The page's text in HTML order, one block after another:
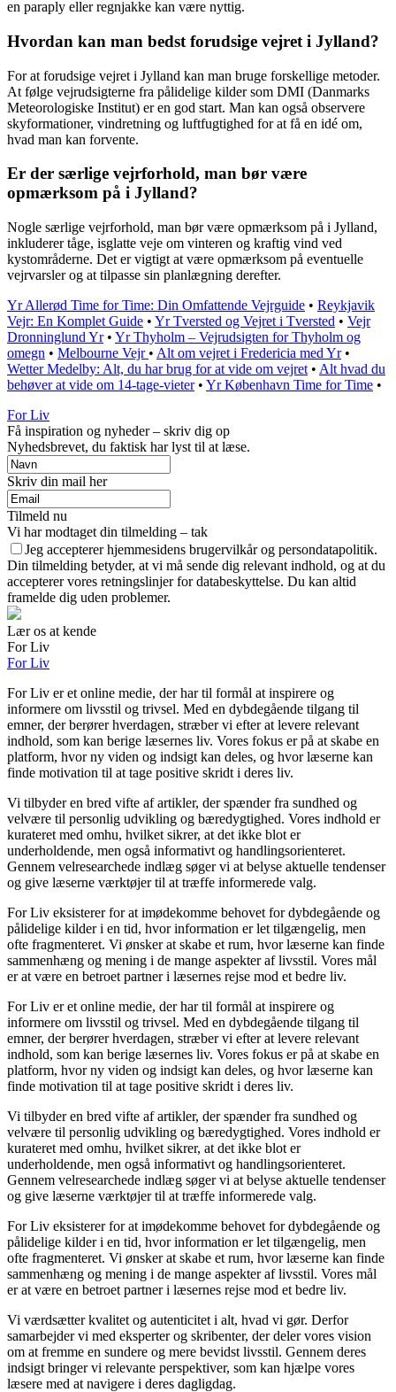
en paraply eller regnjakke kan være nyttig.
Hvordan kan man bedst forudsige vejret i Jylland?
For at forudsige vejret i Jylland kan man bruge forskellige metoder.
At følge vejrudsigterne fra pålidelige kilder som DMI (Danmarks
Meteorologiske Institut) er en god start. Man kan også observere
skyformationer, vindretning og luftfugtighed for at få en idé om,
hvad man kan forvente.
Er der særlige vejrforhold, man bør være
opmærksom på i Jylland?
Nogle særlige vejrforhold, man bør være opmærksom på i Jylland,
inkluderer tåge, isglatte veje om vinteren og kraftig vind ved
kystområderne. Det er vigtigt at være opmærksom på eventuelle
vejrvarsler og at tilpasse sin planlægning derefter.
Yr Allerød Time for Time: Din Omfattende Vejrguide • Reykjavik
Vejr: En Komplet Guide • Yr Tversted og Vejret i Tversted • Vejr
Dronninglund Yr• Yr Thyholm – Vejrudsigten for Thyholm og
omegn • Melbourne Vejr • Alt om vejret i Fredericia med Yr•
Wetter Medelby: Alt, du har brug for at vide om vejret • Alt hvad du
behøver at vide om 14-tage-vieter• Yr København Time for Time •
For Liv
Få inspiration og nyheder – skriv dig op
Nyhedsbrevet, du faktisk har lyst til at læse.
Skriv din mail her
Tilmeld nu
Vi har modtaget din tilmelding – tak
Jeg accepterer hjemmesidens brugervilkår og persondatapolitik.
Din tilmelding betyder, at vi må sende dig relevant indhold, og at du
accepterer vores retningslinjer for databeskyttelse. Du kan altid
framelde dig uden problemer.
Lær os at kende
For Liv
For Liv
For Liv er et online medie, der har til formål at inspirere og
informere om livsstil og trivsel. Med en dybdegående tilgang til
emner, der berører hverdagen, stræber vi efter at levere relevant
indhold, som kan berige læsernes liv. Vores fokus er på at skabe en
platform, hvor ny viden og indsigt kan deles, og hvor læserne kan
finde motivation til at tage positive skridt i deres liv.
Vi tilbyder en bred vifte af artikler, der spænder fra sundhed og
velvære til personlig udvikling og bæredygtighed. Vores indhold er
kurateret med omhu, hvilket sikrer, at det ikke blot er
underholdende, men også informativt og handlingsorienteret.
Gennem velresearchede indlæg søger vi at belyse aktuelle tendenser
og give læserne værktøjer til at træffe informerede valg.
For Liv eksisterer for at imødekomme behovet for dybdegående og
pålidelige kilder i en tid, hvor information er let tilgængelig, men
ofte fragmenteret. Vi ønsker at skabe et rum, hvor læserne kan finde
sammenhæng og mening i de mange aspekter af livsstil. Vores mål
er at være en betroet partner i læsernes rejse mod et bedre liv.
For Liv er et online medie, der har til formål at inspirere og
informere om livsstil og trivsel. Med en dybdegående tilgang til
emner, der berører hverdagen, stræber vi efter at levere relevant
indhold, som kan berige læsernes liv. Vores fokus er på at skabe en
platform, hvor ny viden og indsigt kan deles, og hvor læserne kan
finde motivation til at tage positive skridt i deres liv.
Vi tilbyder en bred vifte af artikler, der spænder fra sundhed og
velvære til personlig udvikling og bæredygtighed. Vores indhold er
kurateret med omhu, hvilket sikrer, at det ikke blot er
underholdende, men også informativt og handlingsorienteret.
Gennem velresearchede indlæg søger vi at belyse aktuelle tendenser
og give læserne værktøjer til at træffe informerede valg.
For Liv eksisterer for at imødekomme behovet for dybdegående og
pålidelige kilder i en tid, hvor information er let tilgængelig, men
ofte fragmenteret. Vi ønsker at skabe et rum, hvor læserne kan finde
sammenhæng og mening i de mange aspekter af livsstil. Vores mål
er at være en betroet partner i læsernes rejse mod et bedre liv.
Vi værdsætter kvalitet og autenticitet i alt, hvad vi gør. Derfor
samarbejder vi med eksperter og skribenter, der deler vores vision
om at fremme en sundere og mere bevidst livsstil. Gennem deres
indsigt bringer vi relevante perspektiver, som kan hjælpe vores
læsere med at navigere i deres dagligdag.